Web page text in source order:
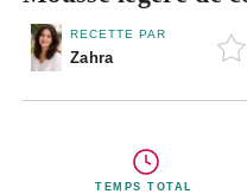
RECETTE PAR
Zahra
TEMPS TOTAL